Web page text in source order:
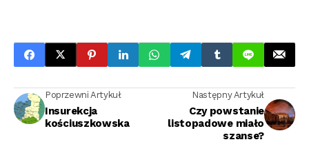
Poprzewni Artykuł
Insurekcja
kościuszkowska
Następny Artykuł
Czy powstanie
listopadowe miało
szanse?